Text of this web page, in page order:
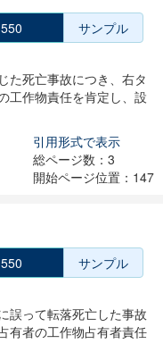
サンプル
た死亡事故につき、右タ
工作物責任を肯定し、設
引用形式で表示
総ページ数：3
開始ページ位置：147
サンプル
誤って転落死亡した事故
有者の工作物占有者責任